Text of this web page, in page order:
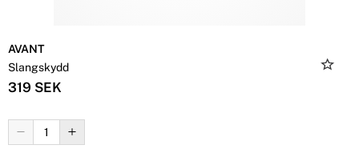
AVANT
Slangskydd
319 SEK